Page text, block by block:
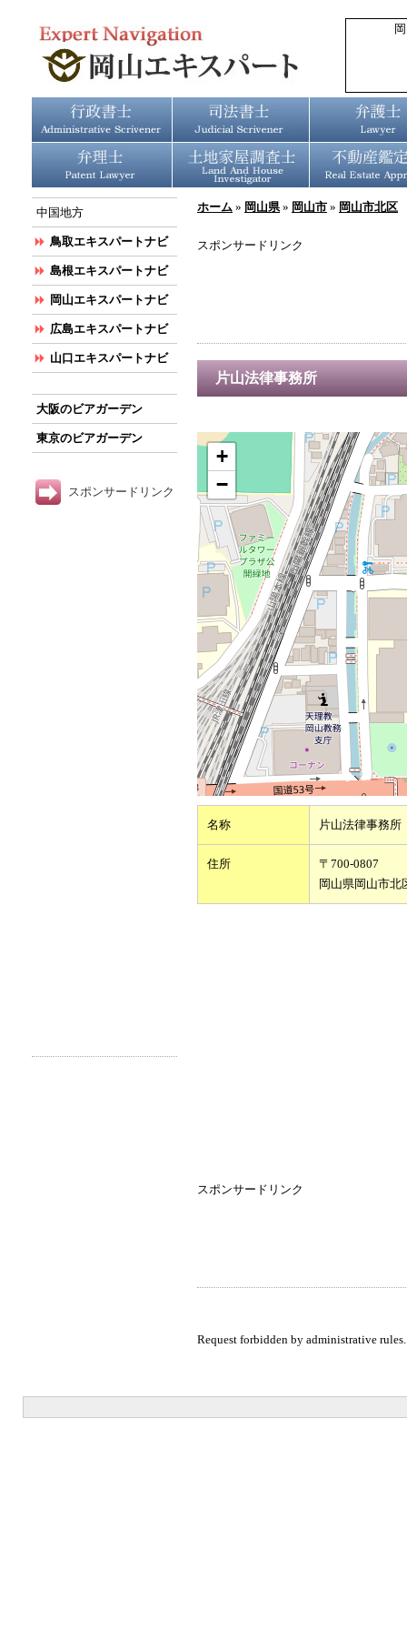
ホーム » 岡山県» 岡山市 » 岡山市北区
スポンサードリンク
片山法律事務所
+
−
名称 片山法律事務所
住所
〒700-0807
岡山県岡山市北
スポンサードリンク
Request forbidden by administrative rules.
中国地方
鳥取エキスパートナビ
島根エキスパートナビ
岡山エキスパートナビ
広島エキスパートナビ
山口エキスパートナビ
大阪のビアガーデン
東京のビアガーデン
スポンサードリンク